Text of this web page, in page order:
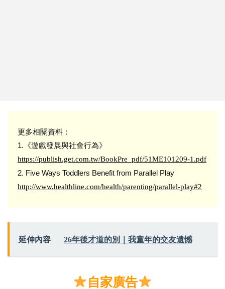
更多相關資料：
1.《遊戲發展與社會行為》
https://publish.get.com.tw/BookPre_pdf/51ME101209-1.pdf
2. Five Ways Toddlers Benefit from Parallel Play
http://www.healthline.com/health/parenting/parallel-play#2
延伸內容 26年後才道的別｜我童年的交友遺憾
自家廣告